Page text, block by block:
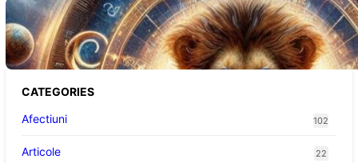
Portalul Leului 8/8: Oportunități de
Abundență pentru Cinci Zodii în 2026
CATEGORIES
Afectiuni
102
Articole 22